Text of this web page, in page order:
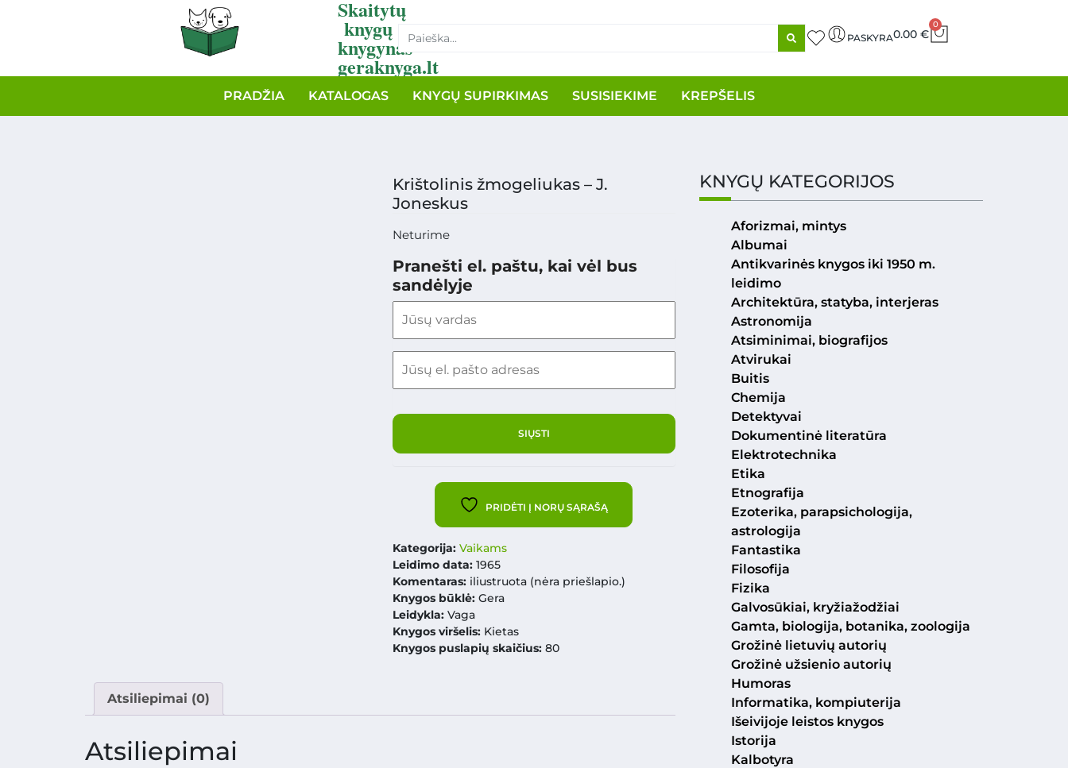
Skaitytų
knygų
knygynas
geraknyga.lt
PASKYRA0.00 €
0
PRADŽIA KATALOGAS KNYGŲ SUPIRKIMAS SUSISIEKIME KREPŠELIS
Krištolinis žmogeliukas – J.
Joneskus
Neturime
Pranešti el. paštu, kai vėl bus
sandėlyje
PRIDĖTI Į NORŲ SĄRAŠĄ
Kategorija: Vaikams
Leidimo data:1965
Komentaras: iliustruota (nėra priešlapio.)
Knygos būklė: Gera
Leidykla:Vaga
Knygos viršelis: Kietas
Knygos puslapių skaičius: 80
Atsiliepimai (0)
Atsiliepimai
KNYGŲ KATEGORIJOS
Aforizmai, mintys
Albumai
Antikvarinės knygos iki 1950 m.
leidimo
Architektūra, statyba, interjeras
Astronomija
Atsiminimai, biografijos
Atvirukai
Buitis
Chemija
Detektyvai
Dokumentinė literatūra
Elektrotechnika
Etika
Etnografija
Ezoterika, parapsichologija,
astrologija
Fantastika
Filosofija
Fizika
Galvosūkiai, kryžiažodžiai
Gamta, biologija, botanika, zoologija
Grožinė lietuvių autorių
Grožinė užsienio autorių
Humoras
Informatika, kompiuterija
Išeivijoje leistos knygos
Istorija
Kalbotyra